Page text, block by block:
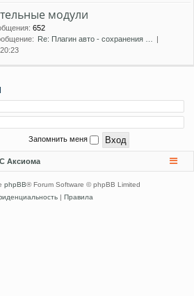
модули
: 652
Re: Плагин авто - сохранения …
Запомнить меня
Аксиома
phpBB® Forum Software © phpBB Limited
| Правила